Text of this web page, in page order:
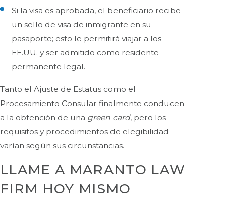
Si la visa es aprobada, el beneficiario recibe
un sello de visa de inmigrante en su
pasaporte; esto le permitirá viajar a los
EE.UU. y ser admitido como residente
permanente legal.
Tanto el Ajuste de Estatus como el
Procesamiento Consular finalmente conducen
a la obtención de una green card, pero los
requisitos y procedimientos de elegibilidad
varían según sus circunstancias.
LLAME A MARANTO LAW
FIRM HOY MISMO